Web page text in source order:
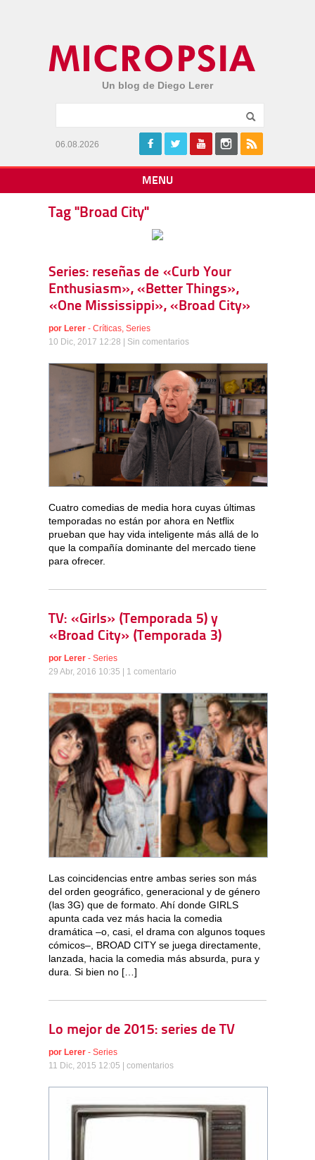
Un blog de Diego Lerer
06.08.2026
MENU
Tag "Broad City"
Series: reseñas de «Curb Your
Enthusiasm», «Better Things»,
«One Mississippi», «Broad City»
por Lerer - Críticas, Series
10 Dic, 2017 12:28 | Sin comentarios
Cuatro comedias de media hora cuyas últimas
temporadas no están por ahora en Netflix
prueban que hay vida inteligente más allá de lo
que la compañía dominante del mercado tiene
para ofrecer.
TV: «Girls» (Temporada 5) y
«Broad City» (Temporada 3)
por Lerer - Series
29 Abr, 2016 10:35 | 1 comentario
Las coincidencias entre ambas series son más
del orden geográfico, generacional y de género
(las 3G) que de formato. Ahí donde GIRLS
apunta cada vez más hacia la comedia
dramática –o, casi, el drama con algunos toques
cómicos–, BROAD CITY se juega directamente,
lanzada, hacia la comedia más absurda, pura y
dura. Si bien no […]
Lo mejor de 2015: series de TV
por Lerer - Series
11 Dic, 2015 12:05 | comentarios